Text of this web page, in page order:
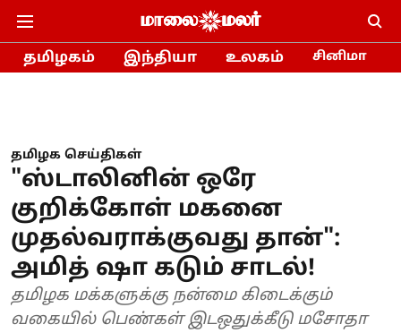
தமிழகம் இந்தியா உலகம் சினிமா
தமிழக செய்திகள்
"ஸ்டாலினின் ஒரே
குறிக்கோள் மகனை
முதல்வராக்குவது தான்":
அமித் ஷா கடும் சாடல்!
தமிழக மக்களுக்கு நன்மை கிடைக்கும்
வகையில் பெண்கள் இடஒதுக்கீடு மசோதா